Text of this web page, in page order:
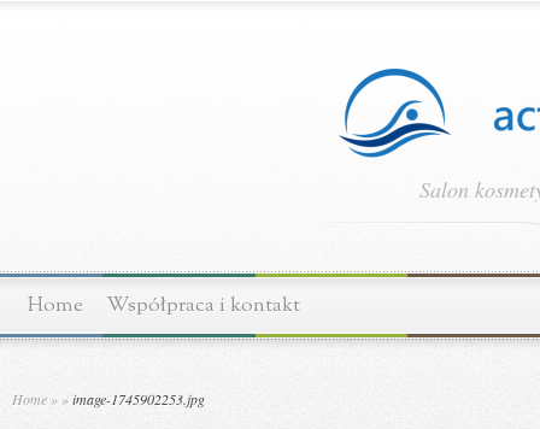
Salon
Home Współpraca i kontakt
Home » »image-1745902253.jpg